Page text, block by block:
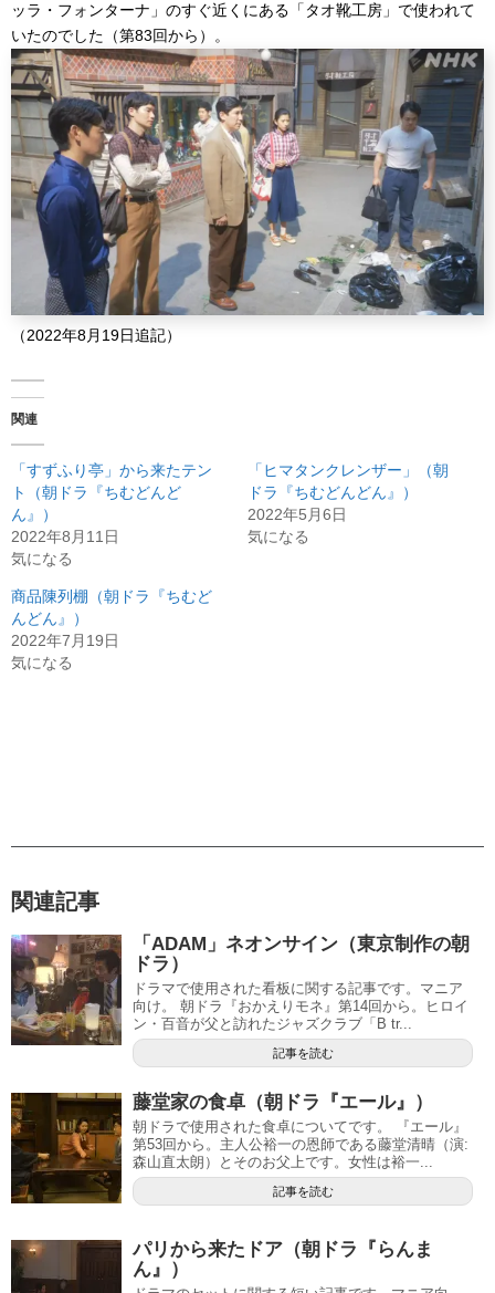
ッラ・フォンターナ」のすぐ近くにある「タオ靴工房」で使われて
いたのでした（第83回から）。
（2022年8月19日追記）
関連
「すずふり亭」から来たテン
ト（朝ドラ『ちむどんど
ん』）
2022年8月11日
気になる
「ヒマタンクレンザー」（朝
ドラ『ちむどんどん』）
2022年5月6日
気になる
商品陳列棚（朝ドラ『ちむど
んどん』）
2022年7月19日
気になる
関連記事
「ADAM」ネオンサイン（東京制作の朝
ドラ）
ドラマで使用された看板に関する記事です。マニア
向け。 朝ドラ『おかえりモネ』第14回から。ヒロイ
ン・百音が父と訪れたジャズクラブ「B tr...
記事を読む
藤堂家の食卓（朝ドラ『エール』）
朝ドラで使用された食卓についてです。 『エール』
第53回から。主人公裕一の恩師である藤堂清晴（演:
森山直太朗）とそのお父上です。女性は裕一...
記事を読む
パリから来たドア（朝ドラ『らんま
ん』）